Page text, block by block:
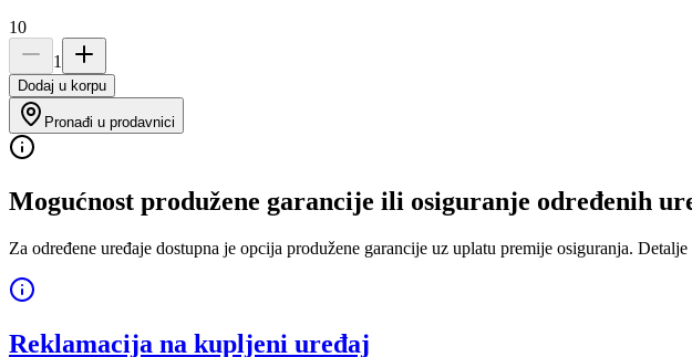
10
1
Dodaj u korpu
Pronađi u prodavnici
Mogućnost produžene garancije ili osiguranje određenih
Za određene uređaje dostupna je opcija produžene garancije uz uplatu premije osiguranja.
Reklamacija na kupljeni uređaj